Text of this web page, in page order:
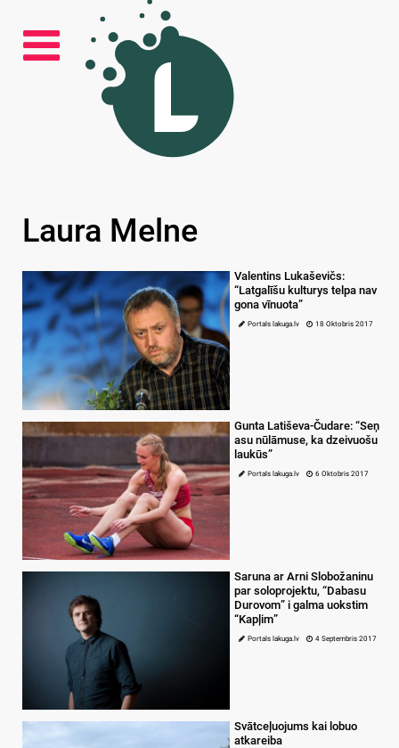
Laura Melne
Valentins Lukaševičs:
“Latgalīšu kulturys telpa nav
gona vīnuota”
Portals lakuga.lv 18 Oktobris 2017
Gunta Latiševa-Čudare: “Seņ
asu nūlāmuse, ka dzeivuošu
laukūs”
Portals lakuga.lv 6 Oktobris 2017
Saruna ar Arni Slobožaninu
par soloprojektu, “Dabasu
Durovom” i galma uokstim
“Kapļim”
Portals lakuga.lv 4 Septembris 2017
Svātceļuojums kai lobuo
atkareiba